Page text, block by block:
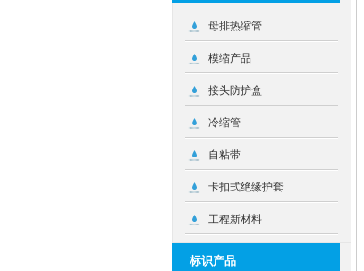
母排热缩管
模缩产品
接头防护盒
冷缩管
自粘带
卡扣式绝缘护套
工程新材料
标识产品